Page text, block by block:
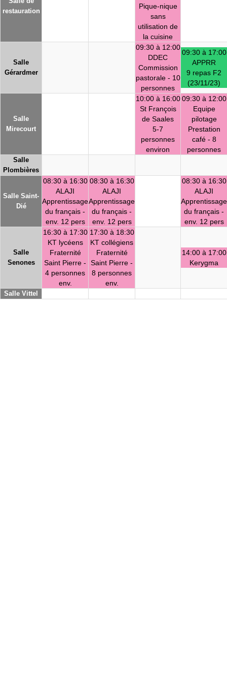
restauration
Pique-nique
sans
utilisation de
la cuisine
Salle
Gérardmer
09:30 à 12:00
DDEC
Commission
pastorale - 10
personnes
09:30 à 17:00
APPRR
9 repas F2
(23/11/23)
Salle
Mirecourt
10:00 à 16:00
St François
de Saales
5-7
personnes
environ
09:30 à 12:00
Equipe
pilotage
Prestation
café - 8
personnes
Salle
Plombières
Salle Saint-
Dié
08:30 à 16:30
ALAJI
Apprentissage
du français -
env. 12 pers
08:30 à 16:30
ALAJI
Apprentissage
du français -
env. 12 pers
08:30 à 16:30
ALAJI
Apprentissage
du français -
env. 12 pers
Salle
Senones
16:30 à 17:30
KT lycéens
Fraternité
Saint Pierre -
4 personnes
env.
17:30 à 18:30
KT collégiens
Fraternité
Saint Pierre -
8 personnes
env.
14:00 à 17:00
Kerygma
Salle Vittel